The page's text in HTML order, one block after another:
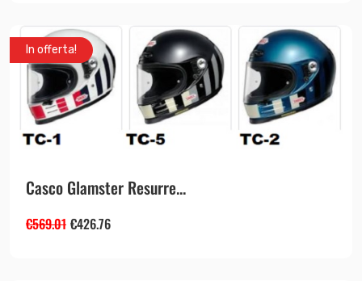
In offerta!
Casco Glamster Resurre...
€569.01 €426.76